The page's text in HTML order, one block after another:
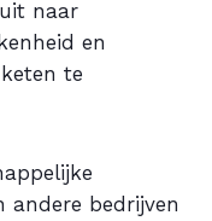
naar
en
te
andere bedrijven